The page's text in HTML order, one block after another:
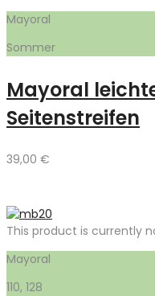
Mayoral
Sommer
Mayoral
Seitenstreifen
39,00 €
This product is currently
Mayoral
110, 128